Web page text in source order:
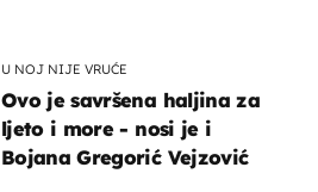
U NOJ NIJE VRUĆE
Ovo je savršena haljina za
ljeto i more - nosi je i
Bojana Gregorić Vejzović